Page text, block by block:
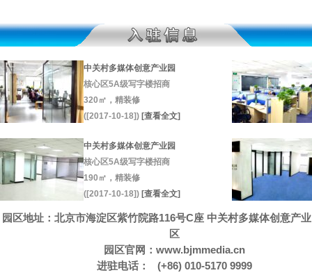
中关村多媒体创意产业园
核心区5A级写字楼招商
320㎡，精装修
([2017-10-18]) [查看全文]
中关村多媒体创意产业园
核心区5A级写字楼招商
190㎡，精装修
([2017-10-18]) [查看全文]
园区地址：北京市海淀区紫竹院路116号C座 中关村多媒体创意产
区
园区官网： www.bjmmedia.cn
进驻电话： (+86) 010-5170 9999